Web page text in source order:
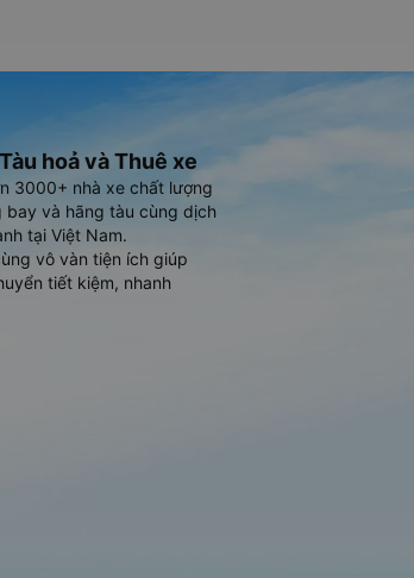
hoả và Thuê xe
3000+ nhà xe chất lượng
và hãng tàu cùng dịch
tại Việt Nam.
vô vàn tiện ích giúp
tiết kiệm, nhanh